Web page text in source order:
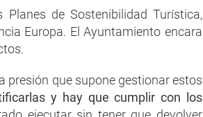
de Sostenibilidad Turística,
Europa. El Ayuntamiento encara
presión que supone gestionar estos
y hay que cumplir con los